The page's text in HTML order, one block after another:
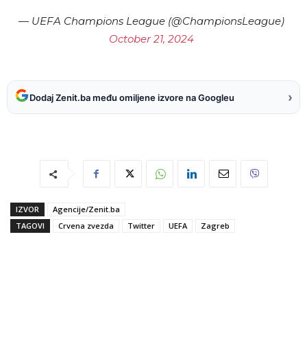
— UEFA Champions League (@ChampionsLeague)
October 21, 2024
Dodaj Zenit.ba među omiljene izvore na Googleu ›
IZVOR
Agencije/Zenit.ba
TAGOVI
Crvena zvezda Twitter UEFA Zagreb